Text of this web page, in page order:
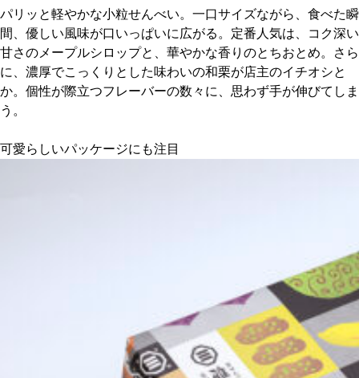
パリッと軽やかな小粒せんべい。一口サイズながら、食べた瞬
間、優しい風味が口いっぱいに広がる。定番人気は、コク深い
甘さのメープルシロップと、華やかな香りのとちおとめ。さら
に、濃厚でこっくりとした味わいの和栗が店主のイチオシと
か。個性が際立つフレーバーの数々に、思わず手が伸びてしま
う。
可愛らしいパッケージにも注目